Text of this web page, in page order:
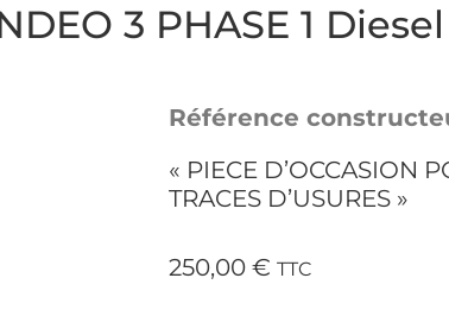
3 PHASE 1 Diesel
Référence
« PIECE D’OCCASION
TRACES D’USURES »
250,00 € TTC